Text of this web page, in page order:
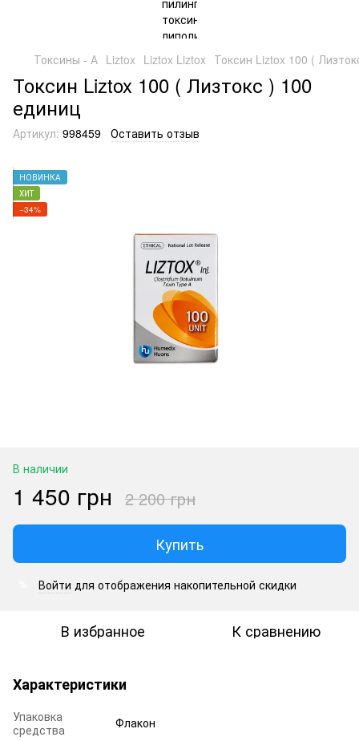
Токсины - А Liztox Liztox Liztox Токсин Liztox 100 (
Токсин Liztox 100 ( Лизтокс ) 100
единиц
Артикул: 998459 Оставить отзыв
НОВИНКА
ХИТ
−34%
В наличии
1 450 грн 2 200 грн
Купить
Войти для отображения накопительной скидки
В избранное К сравнению
Характеристики
Упаковка
средства
Флакон